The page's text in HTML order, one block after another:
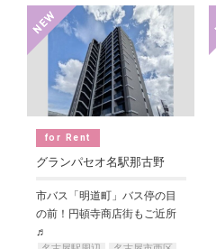
for Rent
グランパセオ名駅那古野
市バス「明道町」バス停の目
の前！円頓寺商店街もご近所
♬